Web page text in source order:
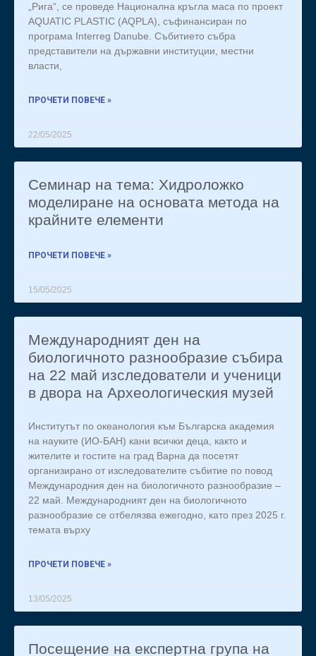
„Рига“, се проведе Национална кръгла маса по проект
AQUATIC PLASTIC (AQPLA), съфинансиран по
програма Interreg Danube. Събитието събра
представители на държавни институции, местни
власти,
ПРОЧЕТИ ПОВЕЧЕ »
22/05/2025
Семинар на тема: Хидроложко
моделиране на основата метода на
крайните елементи
ПРОЧЕТИ ПОВЕЧЕ »
15/05/2025
Международният ден на
биологичното разнообразие събира
на 22 май изследователи и ученици
в двора на Археологическия музей
Институтът по океанология към Българска академия
на науките (ИО-БАН) кани всички деца, както и
жителите и гостите на град Варна да посетят
организирано от изследователите събитие по повод
Международния ден на биологичното разнообразие –
22 май. Международният ден на биологичното
разнообразие се отбелязва ежегодно, като през 2025 г.
темата върху
ПРОЧЕТИ ПОВЕЧЕ »
13/05/2025
Посещение на експертна група на